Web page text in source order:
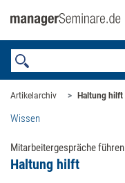
Artikelarchiv Haltung hilft
Wissen
Mitarbeitergespräche führen
Haltung hilft